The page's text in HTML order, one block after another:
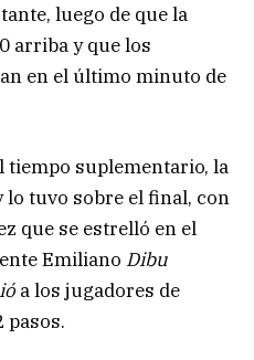
luego de que la
arriba y que los
en el último minuto de
tiempo suplementario, la
lo tuvo sobre el final, con
que se estrelló en el
Emiliano Dibu
a los jugadores de
pasos.